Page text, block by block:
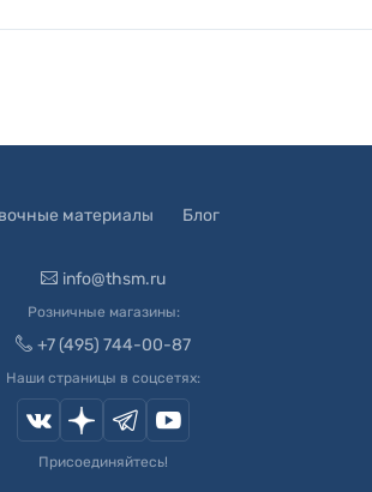
материалы Блог
info@thsm.ru
Розничные магазины:
+7 (495) 744-00-87
Наши страницы в соцсетях:
Присоединяйтесь!